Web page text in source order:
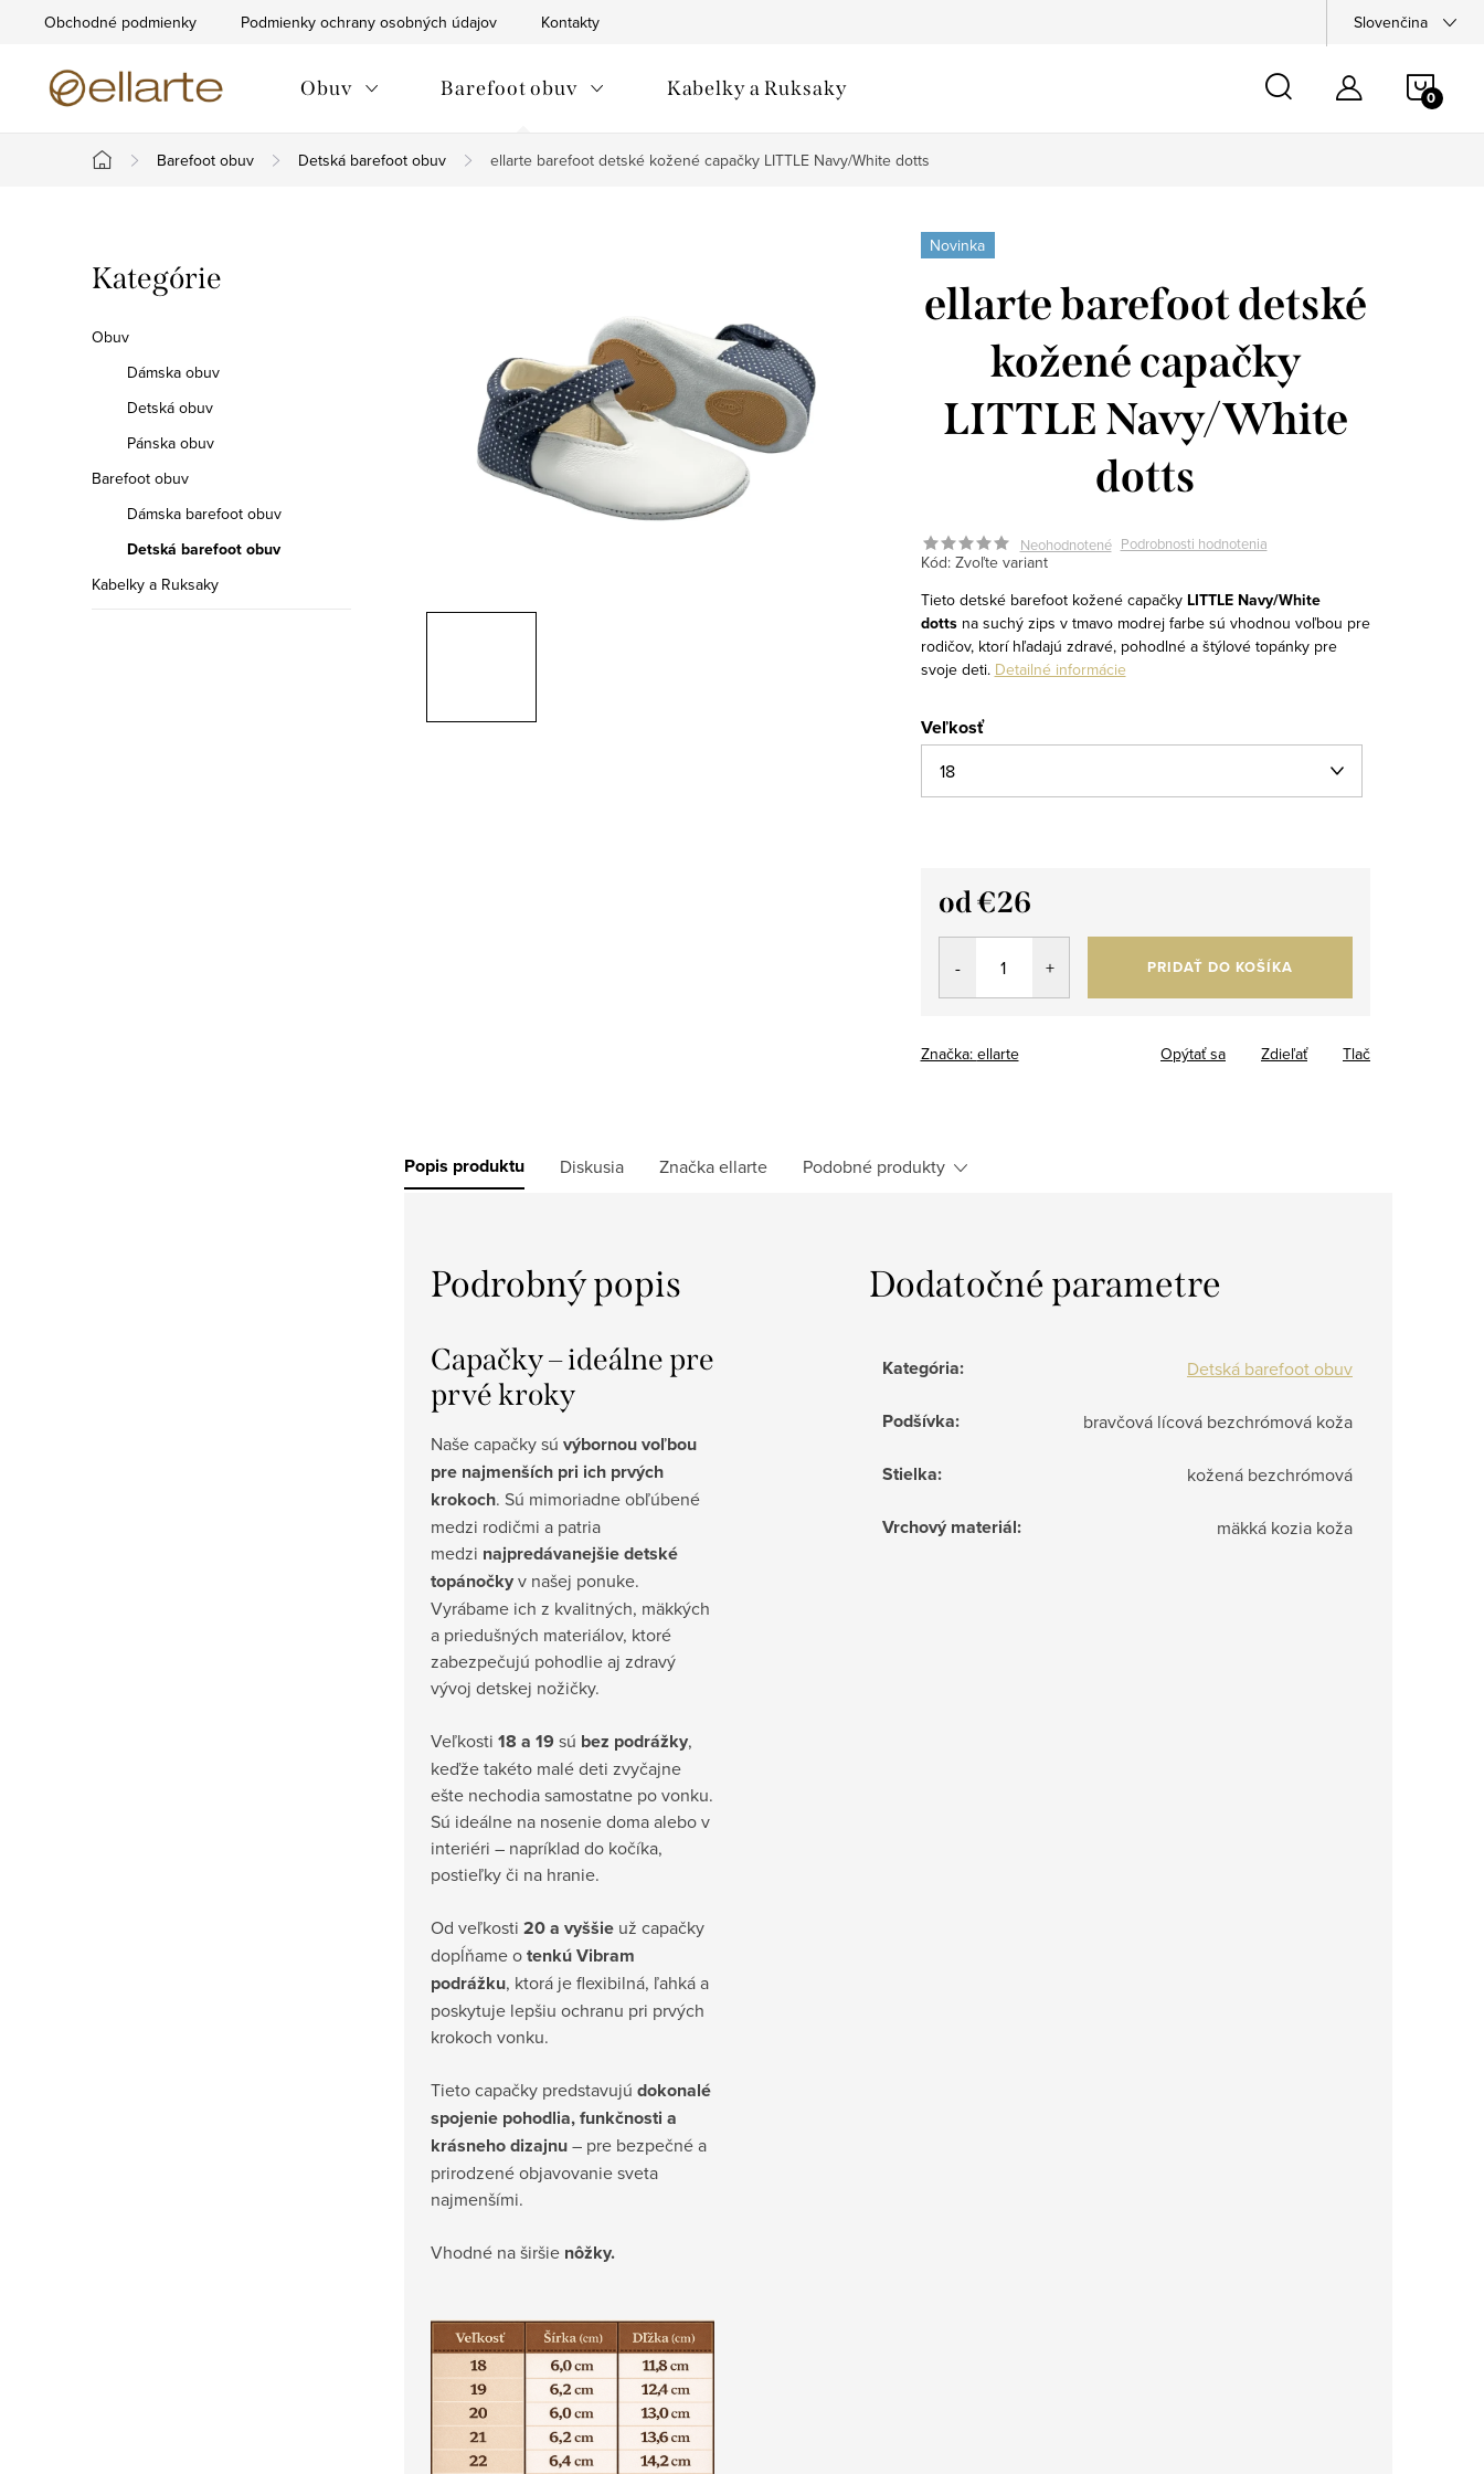
Obchodné podmienky Podmienky ochrany osobných údajov Kontakty Slovenčina
Obuv Barefoot obuv Kabelky a Ruksaky
Domov
Barefoot obuv Detská barefoot obuv ellarte barefoot detské kožené capačky LITTLE Navy/White dotts
o
č
p
e
Preskočiť
kategórie
Kategórie
Obuv
Dámska obuv
Detská obuv
Pánska obuv
Barefoot obuv
Dámska barefoot obuv
Detská barefoot obuv
Kabelky a Ruksaky
Novinka
ellarte barefoot detské
kožené capačky
LITTLE Navy/White
dotts
Neohodnotené Podrobnosti hodnotenia
Kód: Zvoľte variant
Tieto detské barefoot kožené capačky LITTLE Navy/White
dotts na suchý zips v tmavo modrej farbe sú vhodnou voľbou pre
rodičov, ktorí hľadajú zdravé, pohodlné a štýlové topánky pre
svoje deti. Detailné informácie
Veľkosť
od€26
Jednotková
PRIDAŤ DO KOŠÍKA
Značka: ellarte Tlač
Opýtať sa Zdieľať
Popis produktu Diskusia Značkaellarte Podobné produkty
Podrobný popis
Capačky – ideálne pre
prvé kroky
Naše capačky sú výbornou voľbou
pre najmenších pri ich prvých
krokoch. Sú mimoriadne obľúbené
medzi rodičmi a patria
medzi najpredávanejšie detské
topánočkyv našej ponuke.
Vyrábame ich z kvalitných, mäkkých
a priedušných materiálov, ktoré
zabezpečujú pohodlie aj zdravý
vývoj detskej nožičky.
Veľkosti 18 a 19 sú bez podrážky,
keďže takéto malé deti zvyčajne
ešte nechodia samostatne po vonku.
Sú ideálne na nosenie doma alebo v
interiéri – napríklad do kočíka,
postieľky či na hranie.
Od veľkosti 20 a vyššie už capačky
dopĺňame otenkú Vibram
podrážku, ktorá je flexibilná, ľahká a
poskytuje lepšiu ochranu pri prvých
krokoch vonku.
Tieto capačky predstavujú dokonalé
spojenie pohodlia, funkčnosti a
krásneho dizajnu– pre bezpečné a
prirodzené objavovanie sveta
najmenšími.
Vhodné naširšie nôžky.
Dodatočné parametre
Kategória: Detská barefoot obuv
Podšívka: bravčová lícová bezchrómová koža
Stielka: kožená bezchrómová
Vrchový materiál: mäkká kozia koža